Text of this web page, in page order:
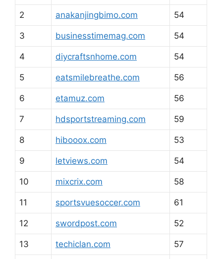
2 anakanjingbimo.com 54
3 businesstimemag.com 54
4 diycraftsnhome.com 54
5 eatsmilebreathe.com 56
6 etamuz.com 56
7 hdsportstreaming.com 59
8 hibooox.com 53
9 letviews.com 54
10 mixcrix.com 58
11 sportsvuesoccer.com 61
12 swordpost.com 52
13 techiclan.com 57